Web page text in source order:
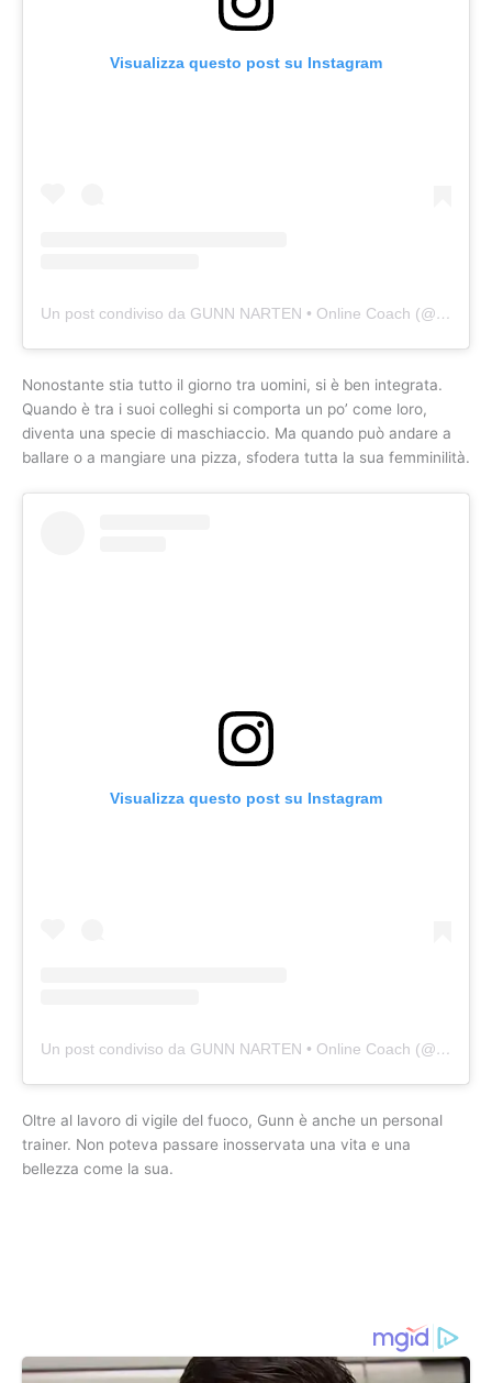
Visualizza questo post su Instagram
Un post condiviso da GUNN NARTEN • Online Coach (@narten86)
Nonostante stia tutto il giorno tra uomini, si è ben integrata.
Quando è tra i suoi colleghi si comporta un po’ come loro,
diventa una specie di maschiaccio. Ma quando può andare a
ballare o a mangiare una pizza, sfodera tutta la sua femminilità.
Visualizza questo post su Instagram
Un post condiviso da GUNN NARTEN • Online Coach (@narten86)
Oltre al lavoro di vigile del fuoco, Gunn è anche un personal
trainer. Non poteva passare inosservata una vita e una
bellezza come la sua.